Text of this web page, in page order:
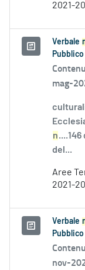
2021-
Verbale
mag-
n
del...
Aree
2021-
Verbale
nov-